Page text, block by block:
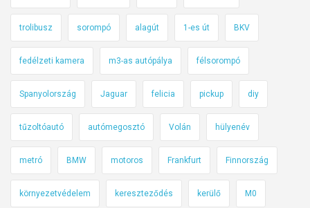
g
a
u
n
i
m
trolibusz sorompó alagút 1-es út BKV
fedélzeti kamera m3-as autópálya félsorompó
Spanyolország Jaguar felicia pickup diy
tűzoltóautó autómegosztó Volán hülyenév
metró BMW motoros Frankfurt Finnország
környezetvédelem kereszteződés kerülő M0